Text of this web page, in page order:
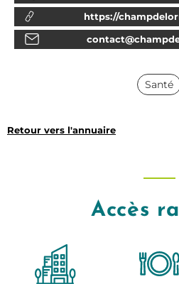
https://
Santé
Retour vers l'annuaire
Accès